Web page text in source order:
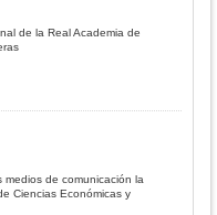
de la Real Academia de
de comunicación la
Ciencias Económicas y